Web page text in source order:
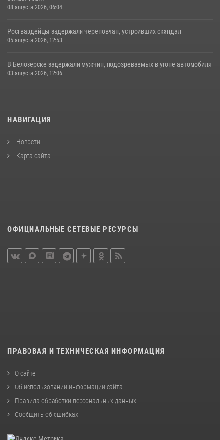
08 августа 2026, 06:04
Росгвардейцы задержали череповчан, устроивших скандал
05 августа 2026, 12:53
В Белозерске задержали мужчин, подозреваемых в угоне автомобиля
03 августа 2026, 12:06
НАВИГАЦИЯ
Новости
Карта сайта
ОФИЦИАЛЬНЫЕ СЕТЕВЫЕ РЕСУРСЫ
ПРАВОВАЯ И ТЕХНИЧЕСКАЯ ИНФОРМАЦИЯ
О сайте
Об использовании информации сайта
Правила обработки персональных данных
Сообщить об ошибках